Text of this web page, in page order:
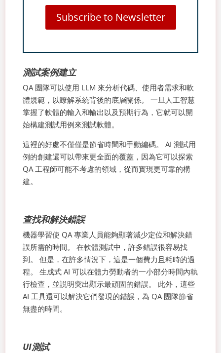
Subscribe to Newsletter
測試案例建立
QA 團隊可以使用 LLM 來分析代碼、使用者需求和軟
體規範，以瞭解系統背後的底層關係。 一旦人工智慧
掌握了軟體的輸入和輸出以及預期行為，它就可以開
始構建測試用例來測試軟體。
這裡的好處不僅僅是節省時間和手動編碼。 AI 測試用
例的創建還可以帶來更全面的覆蓋，因為它可以探索
QA 工程師可能不考慮的領域，從而實現更可靠的構
建。
查找和解決錯誤
機器學習使 QA 專業人員能夠顯著減少定位和解決錯
誤所需的時間。 在軟體測試中，許多錯誤很容易找
到。 但是，在許多情況下，這是一個費力且耗時的過
程。 生成式 AI 可以在體力勞動者的一小部分時間內執
行檢查，並説明突出顯示最頑固的錯誤。 此外，這些
AI 工具還可以解決它們發現的錯誤，為 QA 團隊節省
無盡的時間。
UI測試